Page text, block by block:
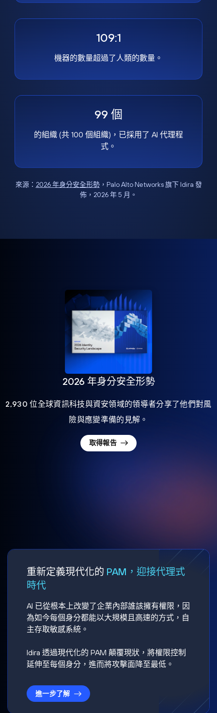
109:1
機器的數量超過了人類的數量。
99 個
的組織 (共 100 個組織)，已採用了 AI 代理程
式。
來源： 2026 年身分安全形勢，Palo Alto Networks 旗下 Idira 發
佈，2026 年 5 月。
2026 年身分安全形勢
2,930 位全球資訊科技與資安領域的領導者分享了他們對風
險與應變準備的見解。
取得報告
重新定義現代化的 PAM，迎接代理式
時代
AI 已從根本上改變了企業內部誰該擁有權限，因
為如今每個身分都能以大規模且高速的方式，自
主存取敏感系統。
Idira 透過現代化的 PAM 顛覆現狀，將權限控制
延伸至每個身分，進而將攻擊面降至最低。
進一步了解